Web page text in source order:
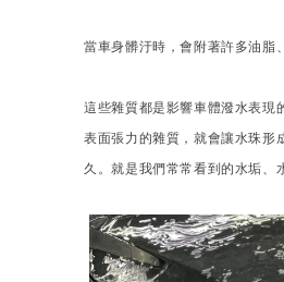
當車身髒汙時，會附著許多油脂
這些雜質都是影響車體潑水表現
表面張力的雜質，就會讓水珠形
久。就是我們常常看到的水垢、